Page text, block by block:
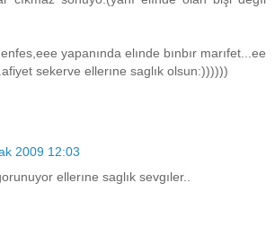
yapanında elınde bınbır marıfet...ee
sekerve ellerıne saglık olsun:))))))
2009 12:03
ellerıne saglık sevgıler..